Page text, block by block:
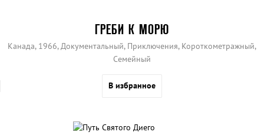
ГРЕБИ К МОРЮ
Канада, 1966, Документальный, Приключения, Короткометражный,
Семейный
В избранное